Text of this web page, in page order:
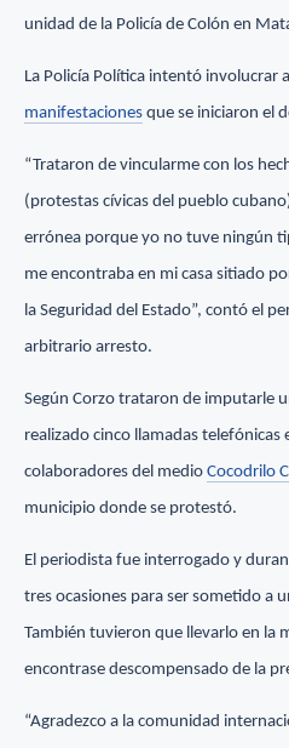
unidad de la Policía de Colón en
La Policía Política intentó involucrar
manifestaciones que se iniciaron el
“Trataron de vincularme con los
(protestas cívicas del pueblo
errónea porque yo no tuve ningún
me encontraba en mi casa sitiado
la Seguridad del Estado”, contó el
arbitrario arresto.
Según Corzo trataron de imputarle
realizado cinco llamadas telefónicas
colaboradores del medio Cocodrilo
municipio donde se protestó.
El periodista fue interrogado y
tres ocasiones para ser sometido a
También tuvieron que llevarlo en la
encontrase descompensado de la
“Agradezco a la comunidad